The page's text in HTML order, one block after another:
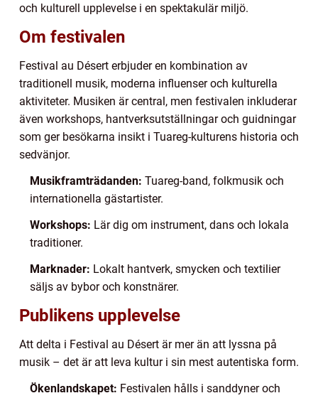
och kulturell upplevelse i en spektakulär miljö.
Om festivalen
Festival au Désert erbjuder en kombination av
traditionell musik, moderna influenser och kulturella
aktiviteter. Musiken är central, men festivalen inkluderar
även workshops, hantverksutställningar och guidningar
som ger besökarna insikt i Tuareg-kulturens historia och
sedvänjor.
Musikframträdanden: Tuareg-band, folkmusik och
internationella gästartister.
Workshops: Lär dig om instrument, dans och lokala
traditioner.
Marknader: Lokalt hantverk, smycken och textilier
säljs av bybor och konstnärer.
Publikens upplevelse
Att delta i Festival au Désert är mer än att lyssna på
musik – det är att leva kultur i sin mest autentiska form.
Ökenlandskapet: Festivalen hålls i sanddyner och